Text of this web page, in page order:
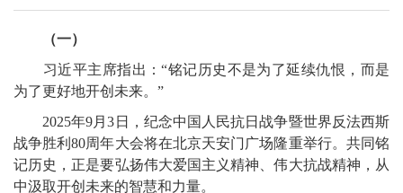
（一）
习近平主席指出：“铭记历史不是为了延续仇恨，而是
为了更好地开创未来。”
2025年9月3日，纪念中国人民抗日战争暨世界反法西斯
战争胜利80周年大会将在北京天安门广场隆重举行。共同铭
记历史，正是要弘扬伟大爱国主义精神、伟大抗战精神，从
中汲取开创未来的智慧和力量。